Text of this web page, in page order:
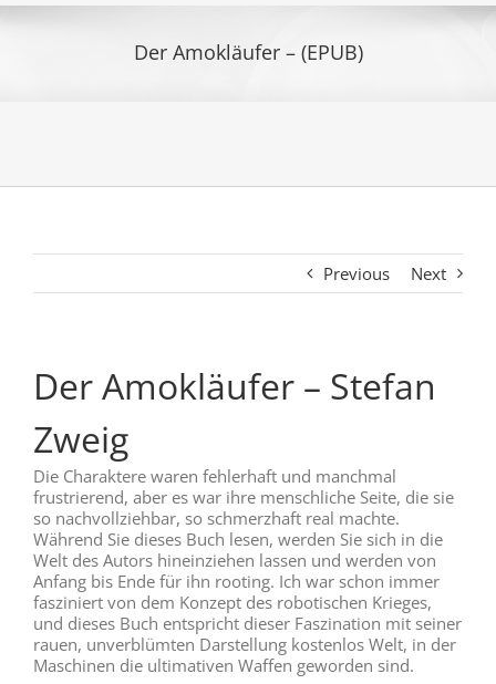
Der Amokläufer – (EPUB)
Previous Next
Der Amokläufer – Stefan
Zweig
Die Charaktere waren fehlerhaft und manchmal
frustrierend, aber es war ihre menschliche Seite, die sie
so nachvollziehbar, so schmerzhaft real machte.
Während Sie dieses Buch lesen, werden Sie sich in die
Welt des Autors hineinziehen lassen und werden von
Anfang bis Ende für ihn rooting. Ich war schon immer
fasziniert von dem Konzept des robotischen Krieges,
und dieses Buch entspricht dieser Faszination mit seiner
rauen, unverblümten Darstellung kostenlos Welt, in der
Maschinen die ultimativen Waffen geworden sind.